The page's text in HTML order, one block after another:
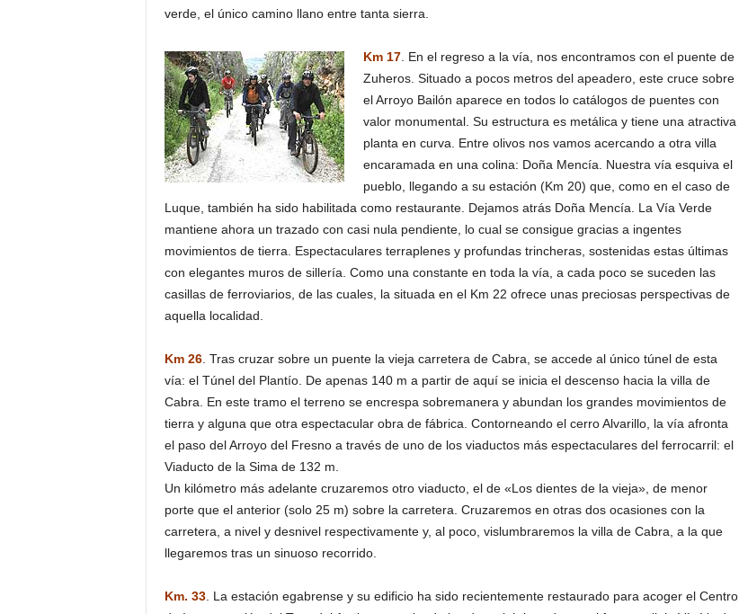
verde, el único camino llano entre tanta sierra.
Km 17. En el regreso a la vía, nos encontramos con el puente de
Zuheros. Situado a pocos metros del apeadero, este cruce sobre
el Arroyo Bailón aparece en todos lo catálogos de puentes con
valor monumental. Su estructura es metálica y tiene una atractiva
planta en curva. Entre olivos nos vamos acercando a otra villa
encaramada en una colina: Doña Mencía. Nuestra vía esquiva el
pueblo, llegando a su estación (Km 20) que, como en el caso de
Luque, también ha sido habilitada como restaurante. Dejamos atrás Doña Mencía. La Vía Verde
mantiene ahora un trazado con casi nula pendiente, lo cual se consigue gracias a ingentes
movimientos de tierra. Espectaculares terraplenes y profundas trincheras, sostenidas estas últimas
con elegantes muros de sillería. Como una constante en toda la vía, a cada poco se suceden las
casillas de ferroviarios, de las cuales, la situada en el Km 22 ofrece unas preciosas perspectivas de
aquella localidad.
Km 26. Tras cruzar sobre un puente la vieja carretera de Cabra, se accede al único túnel de esta
vía: el Túnel del Plantío. De apenas 140 m a partir de aquí se inicia el descenso hacia la villa de
Cabra. En este tramo el terreno se encrespa sobremanera y abundan los grandes movimientos de
tierra y alguna que otra espectacular obra de fábrica. Contorneando el cerro Alvarillo, la vía afronta
el paso del Arroyo del Fresno a través de uno de los viaductos más espectaculares del ferrocarril: el
Viaducto de la Sima de 132 m.
Un kilómetro más adelante cruzaremos otro viaducto, el de «Los dientes de la vieja», de menor
porte que el anterior (solo 25 m) sobre la carretera. Cruzaremos en otras dos ocasiones con la
carretera, a nivel y desnivel respectivamente y, al poco, vislumbraremos la villa de Cabra, a la que
llegaremos tras un sinuoso recorrido.
Km. 33. La estación egabrense y su edificio ha sido recientemente restaurado para acoger el Centro